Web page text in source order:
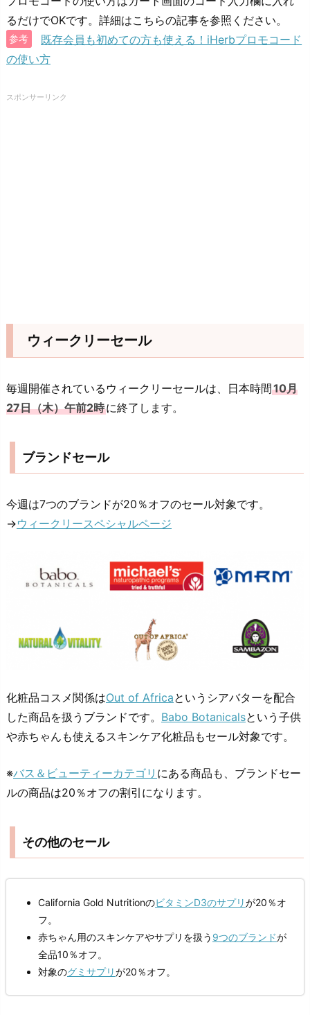
るだけでOKです。詳細はこちらの記事を参照ください。
参考
既存会員も初めての方も使える！iHerbプロモコード
の使い方
スポンサーリンク
ウィークリーセール
毎週開催されているウィークリーセールは、日本時間10月
27日（木）午前2時に終了します。
ブランドセール
今週は7つのブランドが20％オフのセール対象です。
→ウィークリースペシャルページ
化粧品コスメ関係はOut of Africaというシアバターを配合
した商品を扱うブランドです。 Babo Botanicalsという子供
や赤ちゃんも使えるスキンケア化粧品もセール対象です。
※バス＆ビューティーカテゴリ にある商品も、ブランドセー
ルの商品は20％オフの割引になります。
その他のセール
California Gold NutritionのビタミンD3のサプリが20％オ
フ。
赤ちゃん用のスキンケアやサプリを扱う 9つのブランドが
全品10％オフ。
対象のグミサプリが20％オフ。